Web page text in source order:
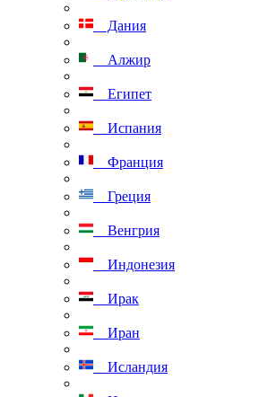
Дания
Алжир
Египет
Испания
Франция
Греция
Венгрия
Индонезия
Ирак
Иран
Исландия